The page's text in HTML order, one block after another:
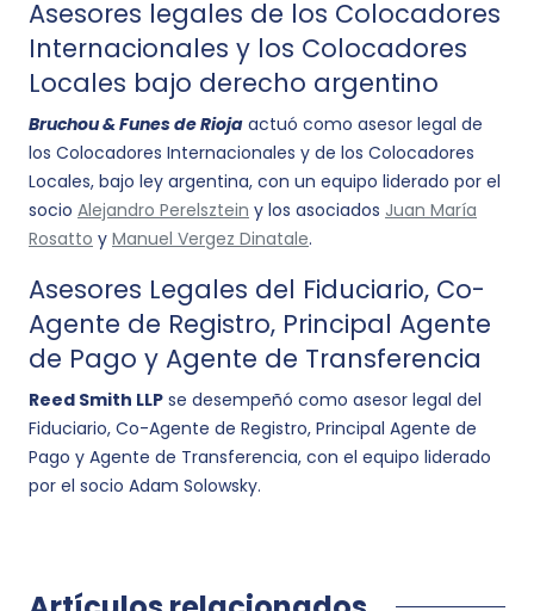
Asesores legales de los Colocadores
Internacionales y los Colocadores
Locales bajo derecho argentino
Bruchou & Funes de Rioja actuó como asesor legal de
los Colocadores Internacionales y de los Colocadores
Locales, bajo ley argentina, con un equipo liderado por el
socio Alejandro Perelsztein y los asociados Juan María
Rosatto y Manuel Vergez Dinatale.
Asesores Legales del Fiduciario, Co-
Agente de Registro, Principal Agente
de Pago y Agente de Transferencia
Reed Smith LLP se desempeñó como asesor legal del
Fiduciario, Co-Agente de Registro, Principal Agente de
Pago y Agente de Transferencia, con el equipo liderado
por el socio Adam Solowsky.